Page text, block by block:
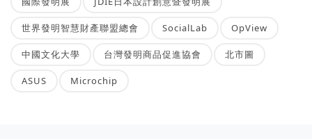
世界發明智慧財產聯盟總會 SocialLab OpView
中國文化大學 台灣發明商品促進協會 北市圖
ASUS Microchip